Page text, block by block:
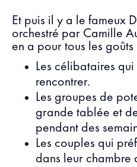
Et puis il y a le fameux
orchestré par Camille
en a pour tous les goûts
Les célibataires
rencontrer.
Les groupes de
grande tablée et
pendant des
Les couples qui
dans leur chambre